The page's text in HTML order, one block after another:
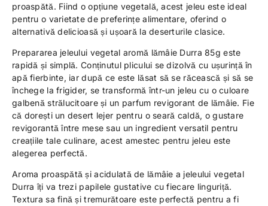
proaspătă. Fiind o opțiune vegetală, acest jeleu este ideal
pentru o varietate de preferințe alimentare, oferind o
alternativă delicioasă și ușoară la deserturile clasice.
Prepararea jeleului vegetal aromă lămâie Durra 85g este
rapidă și simplă. Conținutul plicului se dizolvă cu ușurință în
apă fierbinte, iar după ce este lăsat să se răcească și să se
închege la frigider, se transformă într-un jeleu cu o culoare
galbenă strălucitoare și un parfum revigorant de lămâie. Fie
că dorești un desert lejer pentru o seară caldă, o gustare
revigorantă între mese sau un ingredient versatil pentru
creațiile tale culinare, acest amestec pentru jeleu este
alegerea perfectă.
Aroma proaspătă și acidulată de lămâie a jeleului vegetal
Durra îți va trezi papilele gustative cu fiecare linguriță.
Textura sa fină și tremurătoare este perfectă pentru a fi